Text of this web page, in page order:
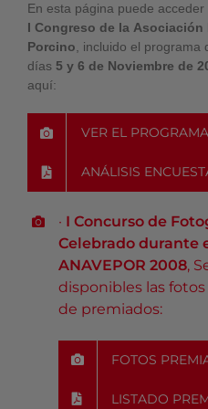
En esta página puede
I Congreso de la
Porcino , incluido el
días 5 y 6 de Noviembre de
aquí:
VER EL PROGRAMA
ANÁLISIS
· I Concurso de
Celebrado durante
ANAVEPOR 2008,
disponibles las
de premiados:
FOTOS
LISTADO